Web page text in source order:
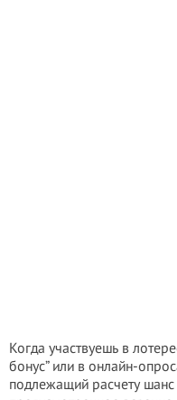
Когда участвуешь в
бонус” или в онлайн-
подлежащий расчету шанс